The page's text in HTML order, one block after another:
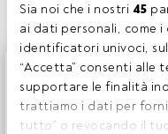
Sia noi che i nostri 45
ai dati personali, come
identificatori univoci,
“Accetta” consenti alle
supportare le finalità
trattiamo i dati per
tutto” o revocando il
Questo è un articolo
sei già registrato,
hai ancora un account,
tutti i contenuti che